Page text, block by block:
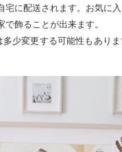
宅に配送されます。お気に
飾ることが出来ます。
少変更する可能性もあり